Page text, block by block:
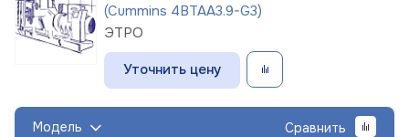
(Cummins 4BTAA3.9-G3)
ЭТРО
Уточнить цену
Модель Сравнить